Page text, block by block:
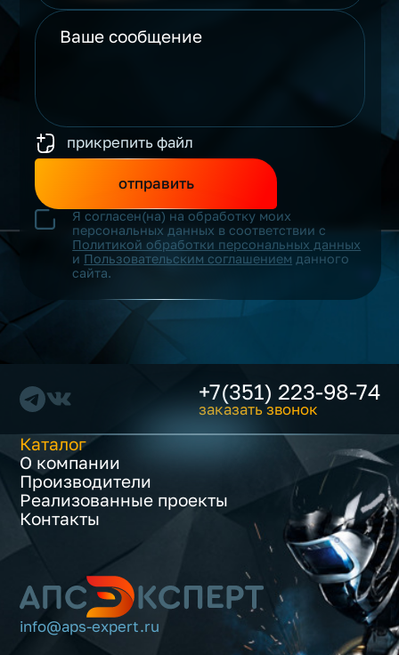
прикрепить файл
отправить
Я согласен(на) на обработку моих
персональных данных в соответствии с
Политикой обработки персональных данных
и Пользовательским соглашением данного
сайта.
+7(351) 223-98-74
заказать звонок
Каталог
О компании
Производители
Реализованные проекты
Контакты
info@aps-expert.ru